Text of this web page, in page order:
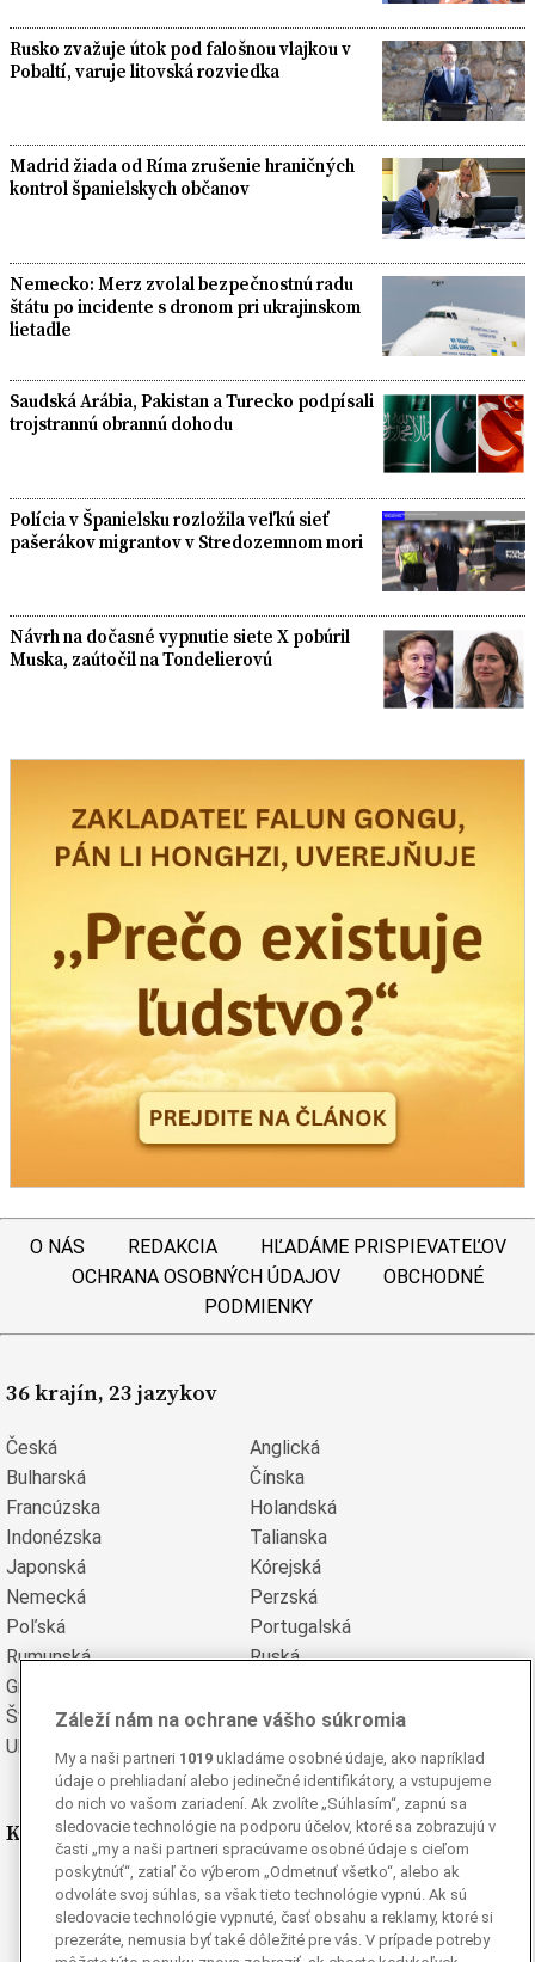
Rusko zvažuje útok pod falošnou vlajkou v
Pobaltí, varuje litovská rozviedka
Madrid žiada od Ríma zrušenie hraničných
kontrol španielskych občanov
Nemecko: Merz zvolal bezpečnostnú radu
štátu po incidente s dronom pri ukrajinskom
lietadle
Saudská Arábia, Pakistan a Turecko podpísali
trojstrannú obrannú dohodu
Polícia v Španielsku rozložila veľkú sieť
pašerákov migrantov v Stredozemnom mori
Návrh na dočasné vypnutie siete X pobúril
Muska, zaútočil na Tondelierovú
O NÁS REDAKCIA
HĽADÁME PRISPIEVATEĽOV
OCHRANA OSOBNÝCH ÚDAJOV
OBCHODNÉ
PODMIENKY
36 krajín, 23 jazykov
Česká
Anglická
Bulharská
Čínska
Francúzska
Holandská
Indonézska
Talianska
Japonská
Kórejská
Nemecká
Perzská
Poľská
Portugalská
Rumunská
Ruská
Grécka
Švédska
Turecká
Ukrajinská
Vietnamská
Kde nás nájdete
Facebook
Instagram
Ganjing
Záleží nám na ochrane vášho súkromia
My a naši partneri 1019 ukladáme osobné údaje, ako napríklad
údaje o prehliadaní alebo jedinečné identifikátory, a vstupujeme
do nich vo vašom zariadení. Ak zvolíte „Súhlasím“, zapnú sa
sledovacie technológie na podporu účelov, ktoré sa zobrazujú v
časti „my a naši partneri spracúvame osobné údaje s cieľom
poskytnúť“, zatiaľ čo výberom „Odmetnuť všetko“, alebo ak
odvoláte svoj súhlas, sa však tieto technológie vypnú. Ak sú
sledovacie technológie vypnuté, časť obsahu a reklamy, ktoré si
prezeráte, nemusia byť také dôležité pre vás. V prípade potreby